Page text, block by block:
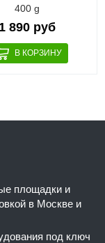
400 g
1 890 руб
площадки и
в Москве и
под ключ